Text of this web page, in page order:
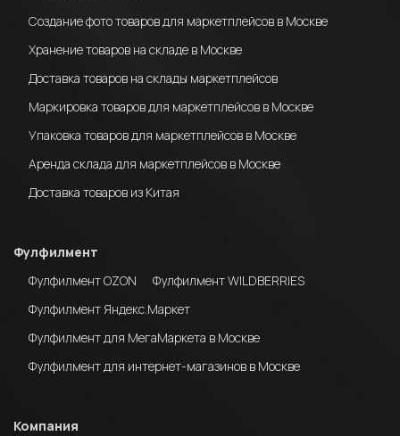
Создание фото товаров для маркетплейсов в Москве
Хранение товаров на складе в Москве
Доставка товаров на склады маркетплейсов
Маркировка товаров для маркетплейсов в Москве
Упаковка товаров для маркетплейсов в Москве
Аренда склада для маркетплейсов в Москве
Доставка товаров из Китая
Фулфилмент
Фулфилмент OZON
Фулфилмент WILDBERRIES
Фулфилмент Яндекс.Маркет
Фулфилмент для МегаМаркета в Москве
Фулфилмент для интернет-магазинов в Москве
Компания